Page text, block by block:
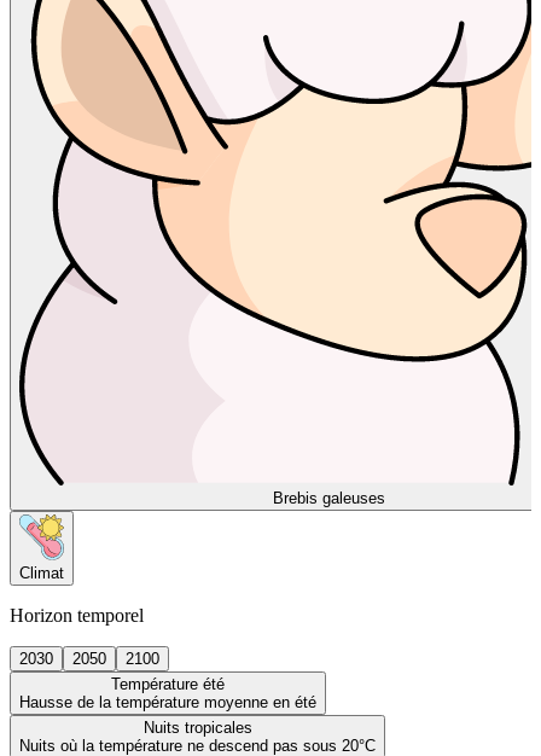
Brebis galeuses
Climat
Horizon temporel
2030 2050
2100
Température été
Hausse de la température moyenne en été
Nuits tropicales
Nuits où la température ne descend pas sous 20°C